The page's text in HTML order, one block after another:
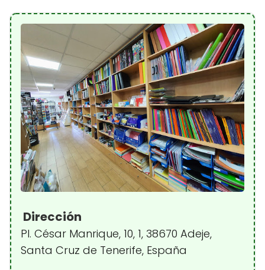
Dirección
Pl. César Manrique, 10, 1, 38670 Adeje,
Santa Cruz de Tenerife, España